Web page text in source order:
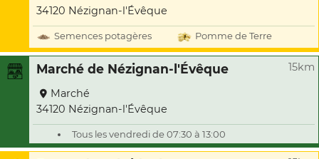
34120 Nézignan-l'Évêque
Semences potagères Pomme de Terre
Marché de Nézignan-l'Évêque 15km
Marché
34120 Nézignan-l'Évêque
Tous les vendredi de 07:30 à 13:00